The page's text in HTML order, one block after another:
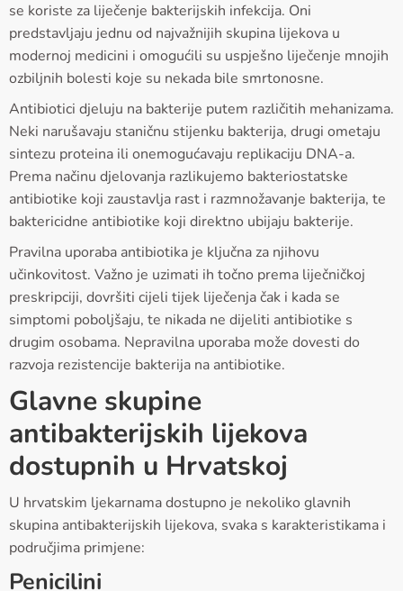
se koriste za liječenje bakterijskih infekcija. Oni
predstavljaju jednu od najvažnijih skupina lijekova u
modernoj medicini i omogućili su uspješno liječenje mnojih
ozbiljnih bolesti koje su nekada bile smrtonosne.
Antibiotici djeluju na bakterije putem različitih mehanizama.
Neki narušavaju staničnu stijenku bakterija, drugi ometaju
sintezu proteina ili onemogućavaju replikaciju DNA-a.
Prema načinu djelovanja razlikujemo bakteriostatske
antibiotike koji zaustavlja rast i razmnožavanje bakterija, te
baktericidne antibiotike koji direktno ubijaju bakterije.
Pravilna uporaba antibiotika je ključna za njihovu
učinkovitost. Važno je uzimati ih točno prema liječničkoj
preskripciji, dovršiti cijeli tijek liječenja čak i kada se
simptomi poboljšaju, te nikada ne dijeliti antibiotike s
drugim osobama. Nepravilna uporaba može dovesti do
razvoja rezistencije bakterija na antibiotike.
Glavne skupine
antibakterijskih lijekova
dostupnih u Hrvatskoj
U hrvatskim ljekarnama dostupno je nekoliko glavnih
skupina antibakterijskih lijekova, svaka s karakteristikama i
područjima primjene:
Penicilini